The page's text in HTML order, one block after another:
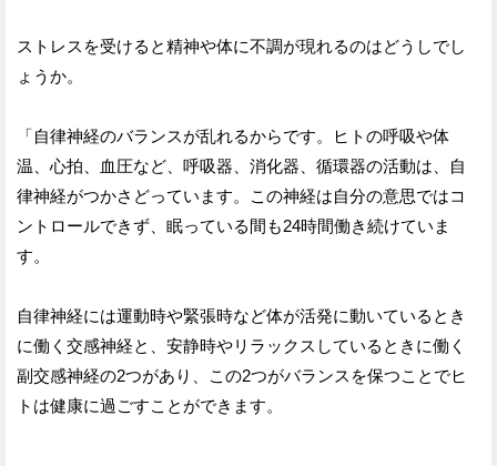
ストレスを受けると精神や体に不調が現れるのはどうしでし
ょうか。
「自律神経のバランスが乱れるからです。ヒトの呼吸や体
温、心拍、血圧など、呼吸器、消化器、循環器の活動は、自
律神経がつかさどっています。この神経は自分の意思ではコ
ントロールできず、眠っている間も24時間働き続けていま
す。
自律神経には運動時や緊張時など体が活発に動いているとき
に働く交感神経と、安静時やリラックスしているときに働く
副交感神経の2つがあり、この2つがバランスを保つことでヒ
トは健康に過ごすことができます。